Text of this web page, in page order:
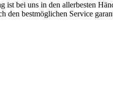
bei uns in den allerbesten
den bestmöglichen Service